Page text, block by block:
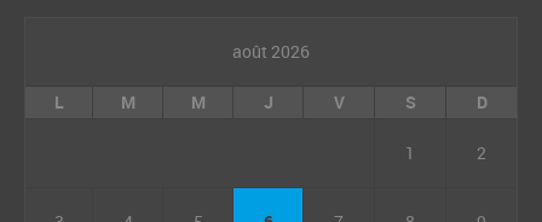
août 2026
L M M J V S D
1 2